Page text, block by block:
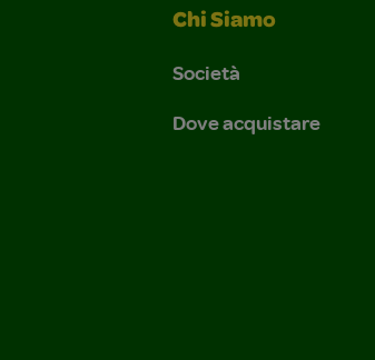
Chi Siamo
Società
Dove acquistare